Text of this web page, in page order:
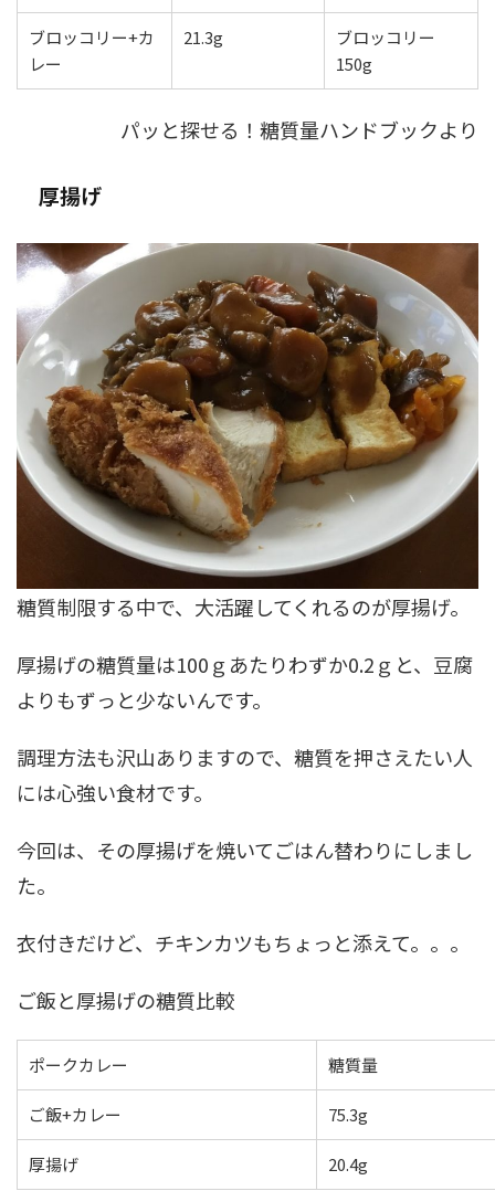
ブロッコリー+カ
レー
21.3g
ブロッコリー
150g
パッと探せる！糖質量ハンドブックより
厚揚げ
糖質制限する中で、大活躍してくれるのが厚揚げ。
厚揚げの糖質量は100ｇあたりわずか0.2ｇと、豆腐
よりもずっと少ないんです。
調理方法も沢山ありますので、糖質を押さえたい人
には心強い食材です。
今回は、その厚揚げを焼いてごはん替わりにしまし
た。
衣付きだけど、チキンカツもちょっと添えて。。。
ご飯と厚揚げの糖質比較
ポークカレー 糖質量
ご飯+カレー 75.3g
厚揚げ 20.4g